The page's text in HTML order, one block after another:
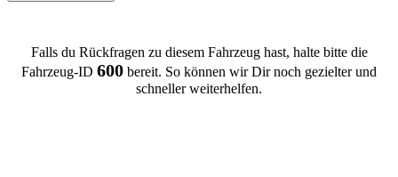
Falls du Rückfragen zu diesem Fahrzeug hast, halte bitte die
Fahrzeug-ID 600 bereit. So können wir Dir noch gezielter und
schneller weiterhelfen.